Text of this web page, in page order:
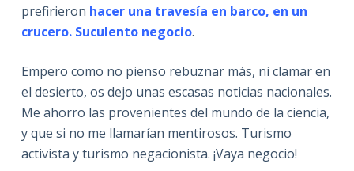
prefirieron hacer una travesía en barco, en un
crucero. Suculento negocio.
Empero como no pienso rebuznar más, ni clamar en
el desierto, os dejo unas escasas noticias nacionales.
Me ahorro las provenientes del mundo de la ciencia,
y que si no me llamarían mentirosos. Turismo
activista y turismo negacionista. ¡Vaya negocio!